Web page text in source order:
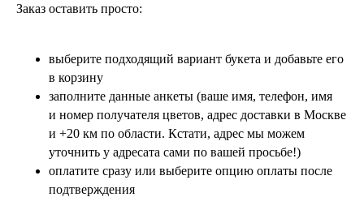
Заказ оставить просто:
выберите подходящий вариант букета и добавьте его
в корзину
заполните данные анкеты (ваше имя, телефон, имя
и номер получателя цветов, адрес доставки в Москве
и +20 км по области. Кстати, адрес мы можем
уточнить у адресата сами по вашей просьбе!)
оплатите сразу или выберите опцию оплаты после
подтверждения